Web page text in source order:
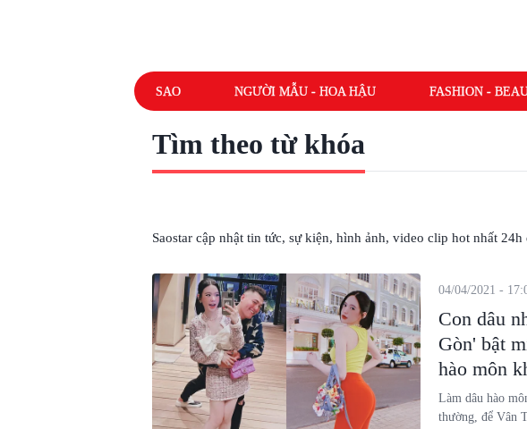
SAO NGƯỜI MẪU - HOA HẬU FASHION -
Tìm theo từ khóa
Saostar cập nhật tin tức, sự kiện, hình ảnh, video clip hot nhất 24h
Con dâu
Gòn' bật
hào môn
04/04/2021 -
Làm dâu hào
thường, để Vân